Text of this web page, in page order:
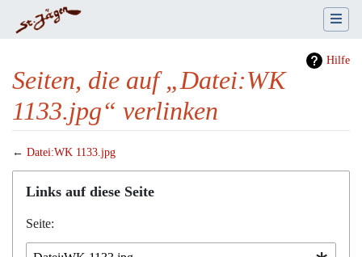
Hilfe
Seiten, die auf „Datei:WK
1133.jpg“ verlinken
← Datei:WK 1133.jpg
Wechseln zu:Navigation,Suche
Links auf diese Seite
Seite: